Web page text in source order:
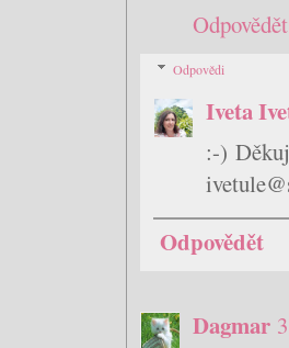
Odpovědět
Odpovědi
Iveta
:-)
Odpovědět
Dagmar